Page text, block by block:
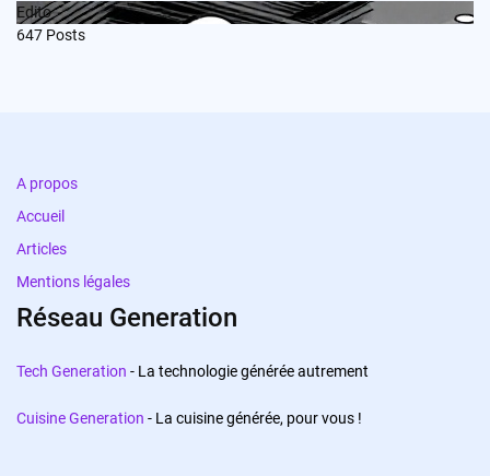
Edito
647 Posts
A propos
Accueil
Articles
Mentions légales
Réseau Generation
Tech Generation - La technologie générée autrement
Cuisine Generation - La cuisine générée, pour vous !